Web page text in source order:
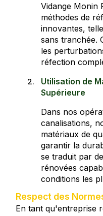
Vidange Monin
méthodes de
innovantes,
sans tranchée.
les
réfection
Utilisation de
Supérieure
Dans nos
canalisations,
matériaux de
garantir la
se traduit par
rénovées
conditions les
Respect des
En tant qu'entreprise